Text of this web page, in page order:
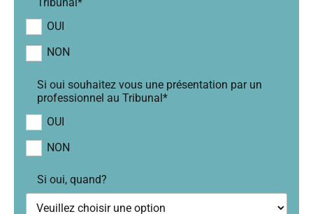
OUI
NON
Si oui souhaitez vous une présentation par un
professionnel au Tribunal*
OUI
NON
Si oui, quand?